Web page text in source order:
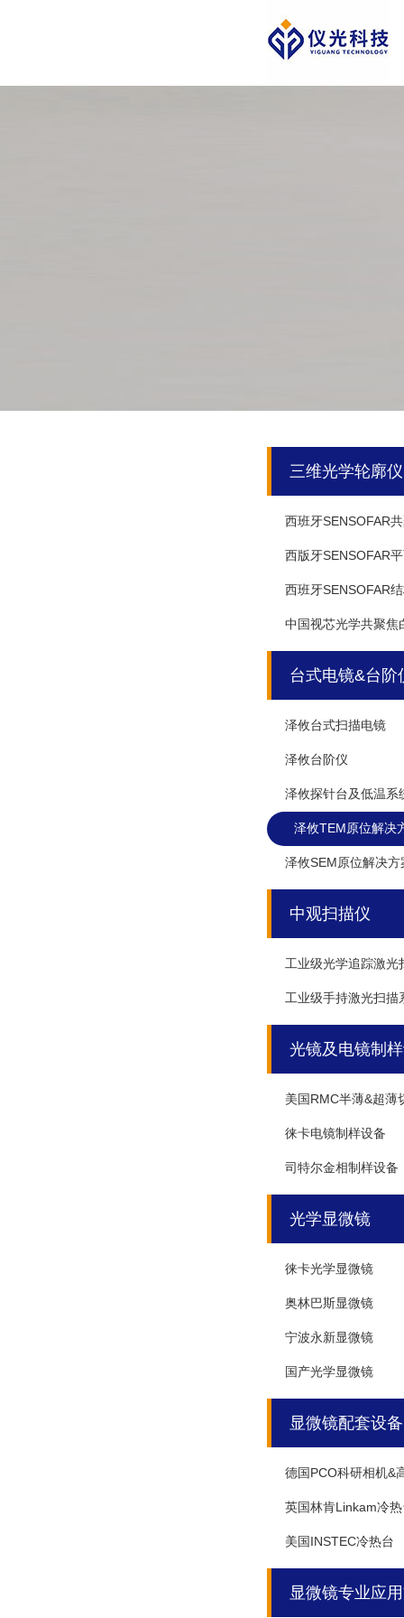
三维光学轮廓仪
西班牙SENSOFAR
西版牙SENSOFAR
西班牙SENSOFAR
中国视芯光学共聚焦
台式电镜&台阶
泽攸台式扫描电镜
泽攸台阶仪
泽攸探针台及低温系
泽攸TEM原位解决
泽攸SEM原位解决方
中观扫描仪
工业级光学追踪激光
工业级手持激光扫描
光镜及电镜制
美国RMC半薄&超薄
徕卡电镜制样设备
司特尔金相制样设备
光学显微镜
徕卡光学显微镜
奥林巴斯显微镜
宁波永新显微镜
国产光学显微镜
显微镜配套设备
德国PCO科研相机&
英国林肯Linkam冷
美国INSTEC冷热台
显微镜专业应